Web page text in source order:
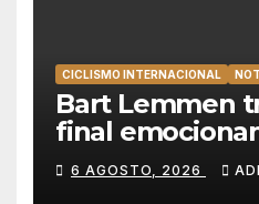
CICLISMO INTERNACIONAL
Bart Lemmen
final
a primeira
na Volta à
6 AGOSTO, 2026